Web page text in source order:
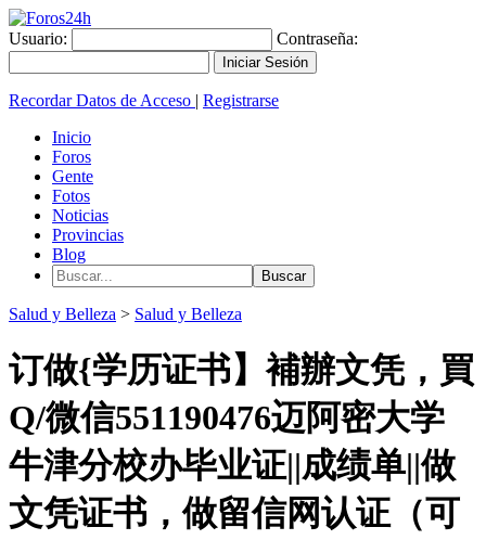
Usuario: Contraseña:
Recordar Datos de Acceso | Registrarse
Inicio
Foros
Gente
Fotos
Noticias
Provincias
Blog
Salud y Belleza > Salud y Belleza
订做{学历证书】補辦文凭，買
Q/微信551190476迈阿密大学
牛津分校办毕业证||成绩单||做
文凭证书，做留信网认证（可